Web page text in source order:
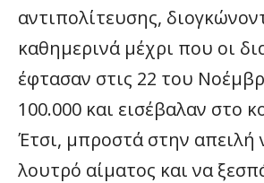
αντιπολίτευσης,
καθημερινά μέχρι που οι
έφτασαν στις 22 του
100.000 και εισέβαλαν στο
Έτσι, μπροστά στην απειλή
λουτρό αίματος και να